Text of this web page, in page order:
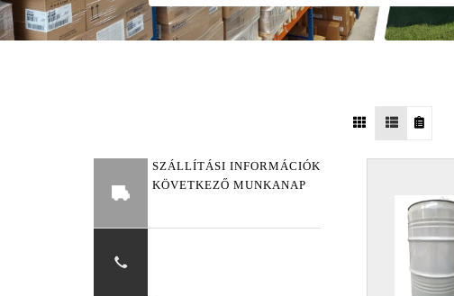
SZÁLLÍTÁSI INFORMÁCIÓK
KÖVETKEZŐ MUNKANAP